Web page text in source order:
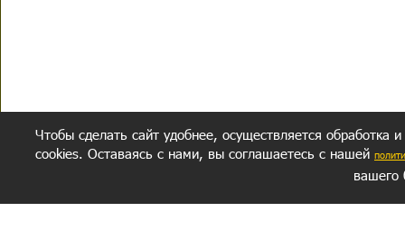
Чтобы сделать сайт удобнее, осуществляется обработка
cookies. Оставаясь с нами, вы соглашаетесь с нашей
вашего